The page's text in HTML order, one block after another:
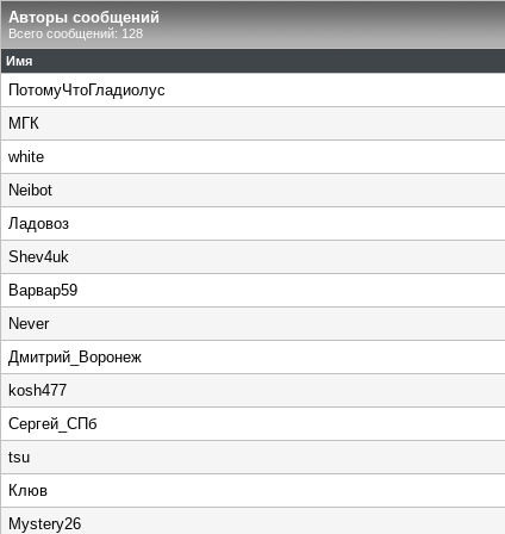
Авторы сообщений
Всего сообщений: 128
Имя
ПотомуЧтоГладиолус
МГК
white
Neibot
Ладовоз
Shev4uk
Варвар59
Never
Дмитрий_Воронеж
kosh477
Сергей_СПб
tsu
Клюв
Mystery26